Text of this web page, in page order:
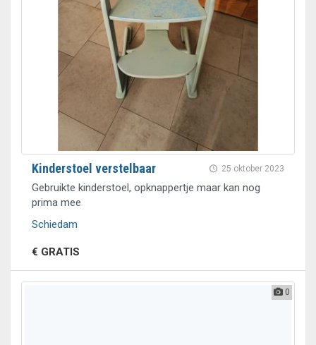
25 oktober 2023
Kinderstoel verstelbaar
Gebruikte kinderstoel, opknappertje maar kan nog
prima mee
Schiedam
€ GRATIS
0